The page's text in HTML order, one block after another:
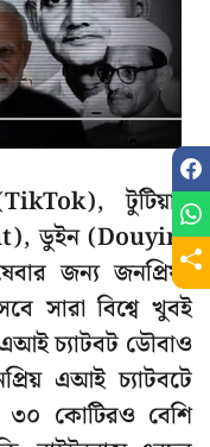
টুটিয়াও
ডুইন (Douyin)
জন্য জনপ্রিয়।
সারা বিশ্বে খুবই
এআই চ্যাটবট ডৌবাও
এআই চ্যাটবটে
৩০ কোটিরও বেশি